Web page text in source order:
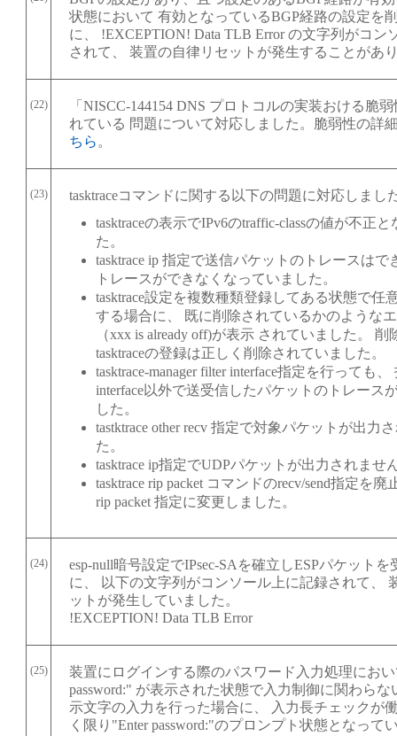
状態において 有効となっているBGP経路の設定を
に、 !EXCEPTION! Data TLB Error の文字列がコン
されて、 装置の自律リセットが発生することがあ
(22)
「NISCC-144154 DNS プロトコルの実装おける脆
れている 問題について対応しました。脆弱性の詳
ちら 。
(23)
tasktraceコマンドに関する以下の問題に対応しまし
tasktraceの表示でIPv6のtraffic-classの値が不正
た。
tasktrace ip 指定で送信パケットのトレースはで
トレースができなくなっていました。
tasktrace設定を複数種類登録してある状態で任
する場合に、 既に削除されているかのような
（xxx is already off)が表示 されていました。 削
tasktraceの登録は正しく削除されていました。
tasktrace-manager filter interface指定を行っても
interface以外で送受信したパケットのトレース
した。
tastktrace other recv 指定で対象パケットが出力
た。
tasktrace ip指定でUDPパケットが出力されませ
tasktrace rip packet コマンドのrecv/send指定を廃
rip packet 指定に変更しました。
(24)
esp-null暗号設定でIPsec-SAを確立しESPパケット
に、 以下の文字列がコンソール上に記録されて、
ットが発生していました。
!EXCEPTION! Data TLB Error
(25)
装置にログインする際のパスワード入力処理におい
password:" が表示された状態で入力制御に関わらな
示文字の入力を行った場合に、 入力長チェックが
く限り"Enter password:"のプロンプト状態となって